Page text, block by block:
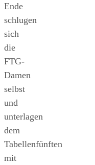
Ende
schlugen
sich
die
FTG-
Damen
selbst
und
unterlagen
dem
Tabellenfünften
mit